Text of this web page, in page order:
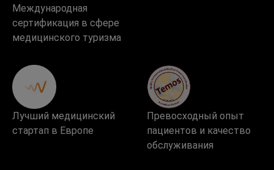
Международная
сертификация в сфере
медицинского туризма
Лучший медицинский
стартап в Европе
Превосходный опыт
пациентов и качество
обслуживания